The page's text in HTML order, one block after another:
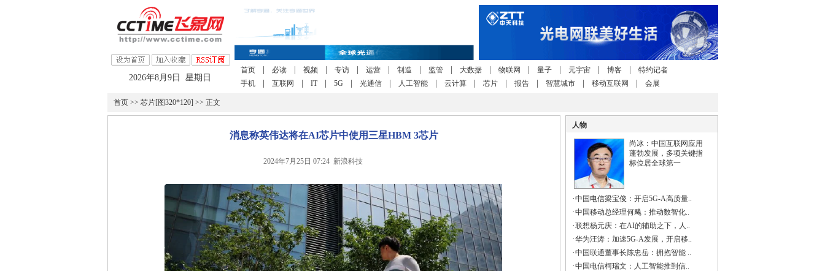
2026年8月9日 星期日
首页 必读 视频 专访 运营 制造 监管 大数据 物联网 量子 元宇宙 博客
特约记者
手机
互联网 IT 5G 光通信 人工智能 云计算 芯片 报告 智慧城市 移动互联网 会展
首页>> 芯片[图320*120] >> 正文
消息称英伟达将在AI芯片中使用三星HBM 3芯片
2024年7月25日 07:24 新浪科技
人物
尚冰：中国互联网应用
蓬勃发展，多项关键指
标位居全球第一
·中国电信梁宝俊：开启5G-A高质量..
·中国移动总经理何飚：推动数智化..
·联想杨元庆：在AI的辅助之下，人..
·华为汪涛：加速5G-A发展，开启移..
·中国联通董事长陈忠岳：拥抱智能 ..
·中国电信柯瑞文：人工智能推到信..